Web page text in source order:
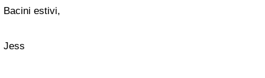
Bacini estivi,
Jess